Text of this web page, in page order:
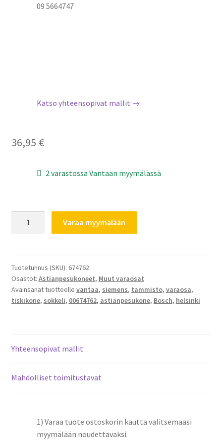
09 5664747
Katso yhteensopivat mallit →
36,95 €
2 varastossa Vantaan myymälässä
00674762
määrä
Varaa myymälään
Tuotetunnus (SKU): 674762
Osastot: Astianpesukoneet, Muut varaosat
Avainsanat tuotteelle vantaa, siemens, tammisto, varaosa,
tiskikone, sokkeli, 00674762, astianpesukone, Bosch, helsinki
Yhteensopivat mallit
Mahdolliset toimitustavat
1) Varaa tuote ostoskorin kautta valitsemaasi
myymälään noudettavaksi.